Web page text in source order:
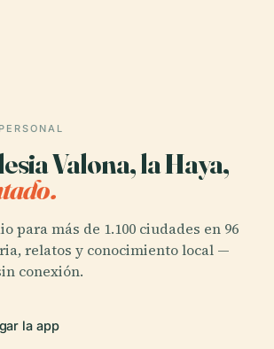
Valona, la Haya,
para más de 1.100 ciudades en 96
relatos y conocimiento local —
conexión.
la app